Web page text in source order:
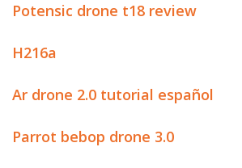
Potensic drone t18 review
H216a
Ar drone 2.0 tutorial español
Parrot bebop drone 3.0